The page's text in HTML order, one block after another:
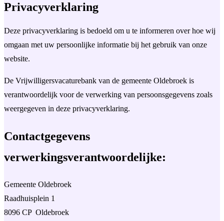
Privacyverklaring
Deze privacyverklaring is bedoeld om u te informeren over hoe wij
omgaan met uw persoonlijke informatie bij het gebruik van onze
website.
De Vrijwilligersvacaturebank van de gemeente Oldebroek is
verantwoordelijk voor de verwerking van persoonsgegevens zoals
weergegeven in deze privacyverklaring.
Contactgegevens
verwerkingsverantwoordelijke:
Gemeente Oldebroek
Raadhuisplein 1
8096 CP Oldebroek